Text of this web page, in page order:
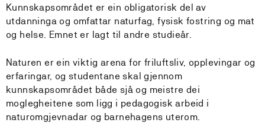
Kunnskapsområdet er ein obligatorisk del av
utdanninga og omfattar naturfag, fysisk fostring og mat
og helse. Emnet er lagt til andre studieår.
Naturen er ein viktig arena for friluftsliv, opplevingar og
erfaringar, og studentane skal gjennom
kunnskapsområdet både sjå og meistre dei
moglegheitene som ligg i pedagogisk arbeid i
naturomgjevnadar og barnehagens uterom.